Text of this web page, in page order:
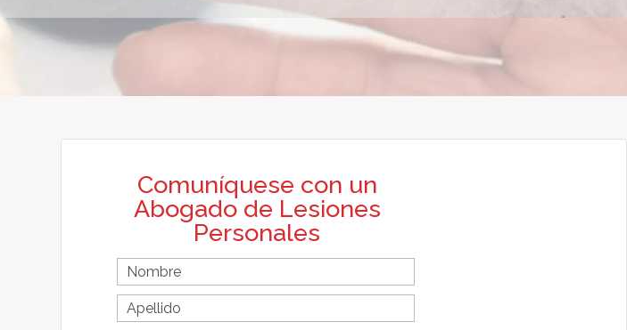
Comuníquese con un
Abogado de Lesiones
Personales
First
Name